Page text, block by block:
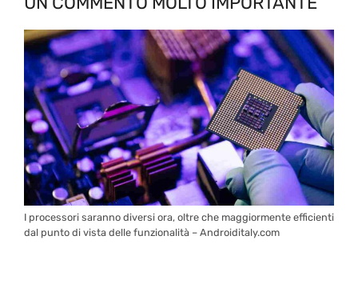
I processori saranno diversi ora, oltre che maggiormente efficienti
dal punto di vista delle funzionalità – Androiditaly.com